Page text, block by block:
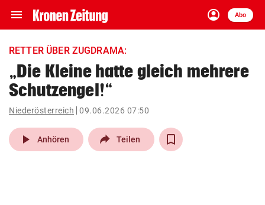
menu Navigation
ein-/ausklappen
account_circle
Anmelden
Abo
close Schließen
account_circle Anmelden
pin_drop
Wien arrow_right
RETTER ÜBER ZUGDRAMA:
„Die Kleine hatte gleich mehrere
Schutzengel!“
Niederösterreich 09.06.2026 07:50
play_arrow Anhören Teilen